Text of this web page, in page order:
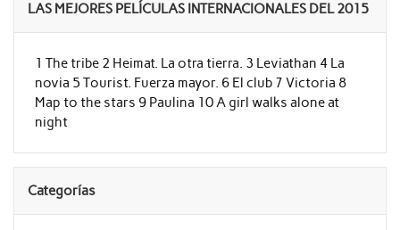
LAS MEJORES PELÍCULAS INTERNACIONALES DEL 2015
1 The tribe 2 Heimat. La otra tierra. 3 Leviathan 4 La
novia 5 Tourist. Fuerza mayor. 6 El club 7 Victoria 8
Map to the stars 9 Paulina 10 A girl walks alone at
night
Categorías